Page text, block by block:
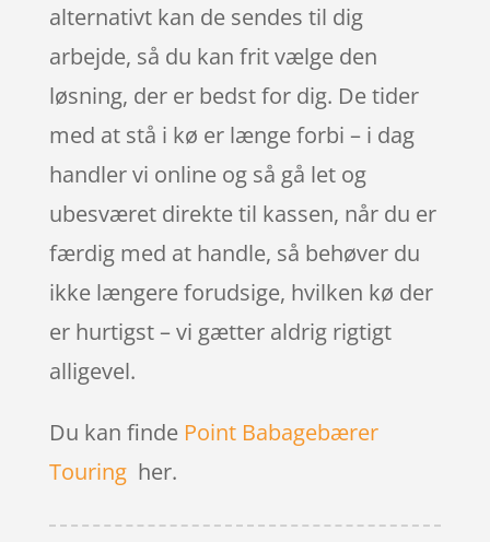
alternativt kan de sendes til dig
arbejde, så du kan frit vælge den
løsning, der er bedst for dig. De tider
med at stå i kø er længe forbi – i dag
handler vi online og så gå let og
ubesværet direkte til kassen, når du er
færdig med at handle, så behøver du
ikke længere forudsige, hvilken kø der
er hurtigst – vi gætter aldrig rigtigt
alligevel.
Du kan finde Point Babagebærer
Touringher.